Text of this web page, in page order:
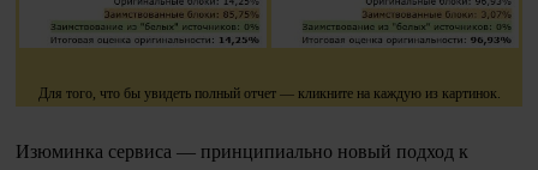
Для того, что бы увидеть полный отчет — кликните на каждую из картинок.
Изюминка сервиса — принципиально новый подход к